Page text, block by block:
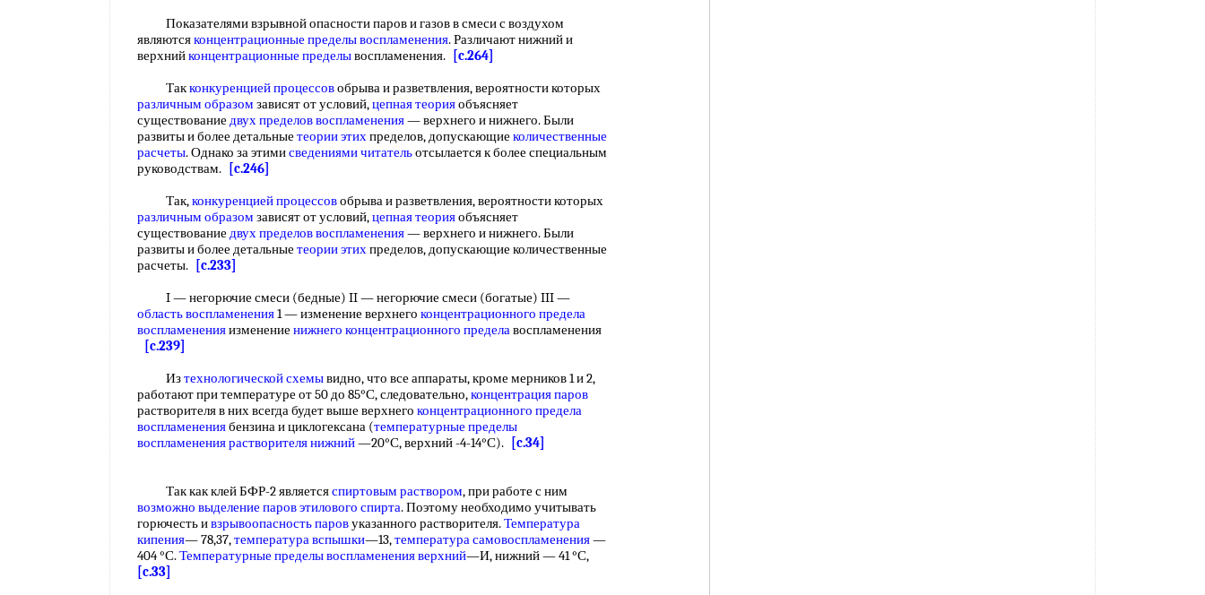
Показателями взрывной опасности паров и газов в смеси с воздухом
являютсяконцентрационные пределы воспламенения. Различают нижний и
верхнийконцентрационные пределывоспламенения.
[c.264]
Такконкуренцией процессовобрыва и разветвления, вероятности которых
различным образом зависят от условий,цепная теорияобъясняет
существование двухпределов воспламенения— верхнего и нижнего. Были
развиты и более детальные теории этихпределов, допускающие количественные
расчеты. Однако за этимисведениями читательотсылается к более специальным
руководствам.
[c.246]
Так,конкуренцией процессовобрыва и разветвления, вероятности которых
различным образом зависят от условий,цепная теорияобъясняет
существование двухпределов воспламенения— верхнего и нижнего. Были
развиты и более детальные теории этихпределов, допускающие количественные
расчеты.
[c.233]
I — негорючие смеси (бедные) II — негорючие смеси (богатые) III —
область воспламенения1 — изменение верхнего концентрационного предела
воспламененияизменение нижнего концентрационного пределавоспламенения
[c.239]
Изтехнологической схемывидно, что все аппараты, кроме мерников 1 и 2,
работают при температуре от 50 до 85°С, следовательно,концентрация паров
растворителя в них всегда будет выше верхнего концентрационного предела
воспламенениябензина и циклогексана (температурные пределы
воспламенениярастворителя нижний—20°С, верхний -4-14°С). [c.34]
Так как клей БФР-2 являетсяспиртовым раствором, при работе с ним
возможно выделение паров этилового спирта. Поэтому необходимо учитывать
горючесть ивзрывоопасность паровуказанного растворителя.Температура
кипения— 78,37,температура вспышки—13,температура самовоспламенения—
404 °С.Температурные пределы воспламенения верхний—И, нижний — 41 °С,
[c.33]